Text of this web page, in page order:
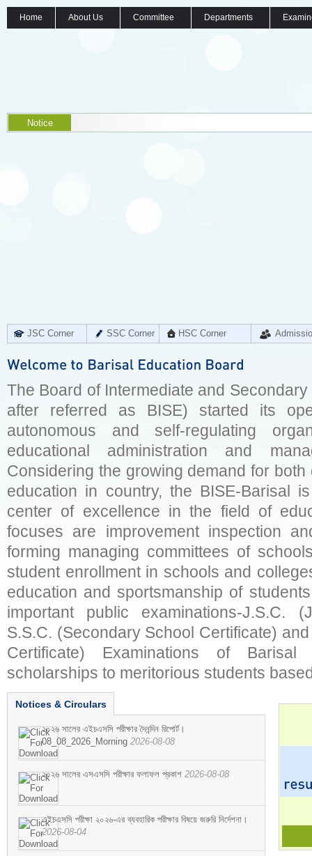
Home About Us Committee Departments
Notice
JSC Corner SSC Corner HSC Corner
The Board of Intermediate and
after referred as BISE) started its
autonomous and self-regulating
educational administration and
Considering the growing demand for
education in country, the BISE-Barisal
center of excellence in the field of
focuses are improvement inspection
forming managing committees of
student enrollment in schools and
education and sportsmanship of
important public examinations-J.S.C.
S.S.C. (Secondary School Certificate)
Certificate) Examinations of
scholarships to meritorious students
Notices & Circulars
২০২৬ সালের এইচএসসি পরীক্ষার দৈনন্দিন রিপোর্ট।
08_08_2026_Morning 2026-08-08
২০২৬ সালের এসএসসি পরীক্ষার ফলাফল প্রকাশ 2026-08-08
এইচএসসি পরীক্ষা ২০২৬-এর ব্যবহারিক পরীক্ষার বিষয়ে জরুরি নির্দেশনা।
2026-08-04